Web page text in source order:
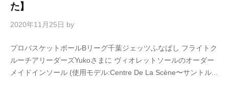
た】
2020年11月25日 by
プロバスケットボールBリーグ千葉ジェッツふなばし フライトク
ルーチアリーダーズYukoさまに ヴィオレットソールのオーダー
メイドインソール (使用モデル:Centre De La Scène〜サントル...